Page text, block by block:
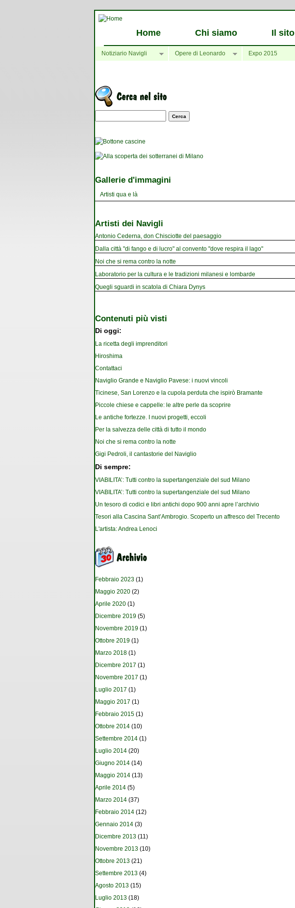
Home Chi siamo Il sito
Notiziario Navigli Opere di Leonardo Expo 2015
Maschera di ricerca
Gallerie d'immagini
Artisti qua e là
Artisti dei Navigli
Antonio Cederna, don Chisciotte del paesaggio
Dalla città "di fango e di lucro" al convento "dove respira il lago"
Noi che si rema contro la notte
Laboratorio per la cultura e le tradizioni milanesi e lombarde
Quegli sguardi in scatola di Chiara Dynys
Contenuti più visti
Di oggi:
La ricetta degli imprenditori
Hiroshima
Contattaci
Naviglio Grande e Naviglio Pavese: i nuovi vincoli
Ticinese, San Lorenzo e la cupola perduta che ispirò Bramante
Piccole chiese e cappelle: le altre perle da scoprire
Le antiche fortezze. I nuovi progetti, eccoli
Per la salvezza delle città di tutto il mondo
Noi che si rema contro la notte
Gigi Pedroli, il cantastorie del Naviglio
Di sempre:
VIABILITA’: Tutti contro la supertangenziale del sud Milano
VIABILITA’: Tutti contro la supertangenziale del sud Milano
Un tesoro di codici e libri antichi dopo 900 anni apre l’archivio
Tesori alla Cascina Sant’Ambrogio. Scoperto un affresco del Trecento
L'artista: Andrea Lenoci
Febbraio 2023 (1)
Maggio 2020 (2)
Aprile 2020 (1)
Dicembre 2019 (5)
Novembre 2019 (1)
Ottobre 2019 (1)
Marzo 2018 (1)
Dicembre 2017 (1)
Novembre 2017 (1)
Luglio 2017 (1)
Maggio 2017 (1)
Febbraio 2015 (1)
Ottobre 2014 (10)
Settembre 2014 (1)
Luglio 2014 (20)
Giugno 2014 (14)
Maggio 2014 (13)
Aprile 2014 (5)
Marzo 2014 (37)
Febbraio 2014 (12)
Gennaio 2014 (3)
Dicembre 2013 (11)
Novembre 2013 (10)
Ottobre 2013 (21)
Settembre 2013 (4)
Agosto 2013 (15)
Luglio 2013 (18)